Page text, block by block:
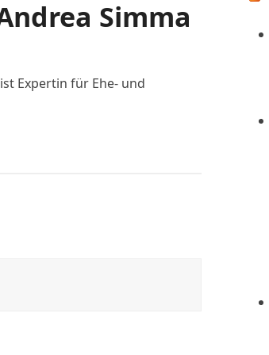
Simma
Expertin für Ehe- und